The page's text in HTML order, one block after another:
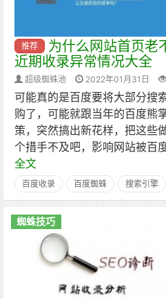
推荐
为什么网站首页老
近期收录异常情况大全
超级蜘蛛池 2022年01月31日
可能真的是百度要将大部分搜
购了，可能就跟当年的百度熊
策，突然搞出新花样，把这些
个措手不及吧，影响网站被百
全文
百度收录 百度蜘蛛 搜索引擎
蜘蛛技巧